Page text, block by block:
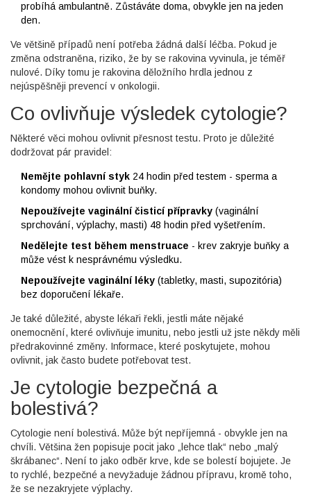
probíhá ambulantně. Zůstáváte doma, obvykle jen na jeden
den.
Ve většině případů není potřeba žádná další léčba. Pokud je
změna odstraněna, riziko, že by se rakovina vyvinula, je téměř
nulové. Díky tomu je rakovina děložního hrdla jednou z
nejúspěšněji prevencí v onkologii.
Co ovlivňuje výsledek cytologie?
Některé věci mohou ovlivnit přesnost testu. Proto je důležité
dodržovat pár pravidel:
Nemějte pohlavní styk 24 hodin před testem - sperma a
kondomy mohou ovlivnit buňky.
Nepoužívejte vaginální čisticí přípravky (vaginální
sprchování, výplachy, masti) 48 hodin před vyšetřením.
Nedělejte test během menstruace - krev zakryje buňky a
může vést k nesprávnému výsledku.
Nepoužívejte vaginální léky (tabletky, masti, supozitória)
bez doporučení lékaře.
Je také důležité, abyste lékaři řekli, jestli máte nějaké
onemocnění, které ovlivňuje imunitu, nebo jestli už jste někdy měli
předrakovinné změny. Informace, které poskytujete, mohou
ovlivnit, jak často budete potřebovat test.
Je cytologie bezpečná a
bolestivá?
Cytologie není bolestivá. Může být nepříjemná - obvykle jen na
chvíli. Většina žen popisuje pocit jako „lehce tlak“ nebo „malý
škrábanec“. Není to jako odběr krve, kde se bolestí bojujete. Je
to rychlé, bezpečné a nevyžaduje žádnou přípravu, kromě toho,
že se nezakryjete výplachy.